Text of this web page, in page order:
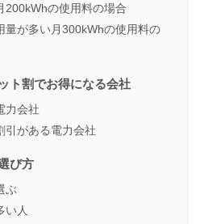
200kWhの使用料の場合
量が多い月300kWhの使用料の
ト割でお得になる会社
力会社
引がある電力会社
び方
ぶ
い人